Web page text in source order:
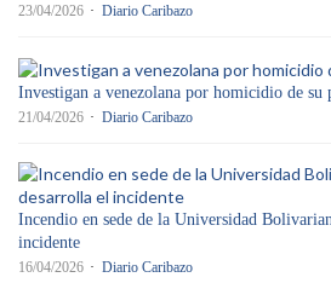
23/04/2026 Diario Caribazo
Investigan a venezolana por homicidio de su
21/04/2026 Diario Caribazo
Incendio en sede de la Universidad
incidente
16/04/2026 Diario Caribazo